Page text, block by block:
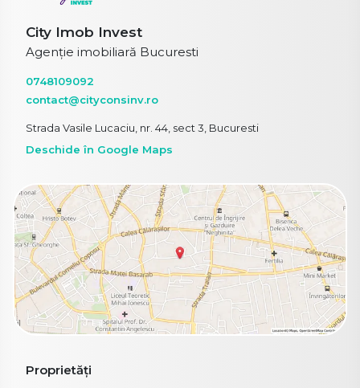
City Imob Invest
Agenție imobiliară Bucuresti
0748109092
contact@cityconsinv.ro
Strada Vasile Lucaciu, nr. 44, sect 3, Bucuresti
Deschide în Google Maps
Proprietăți